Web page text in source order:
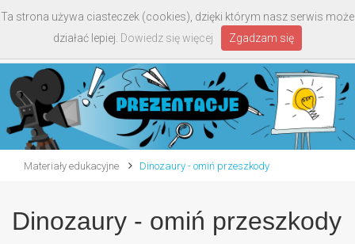
Materiały edukacyjne Dinozaury - omiń przeszkody
Dinozaury - omiń przeszkody
Ta strona używa ciasteczek (cookies), dzięki którym nasz serwis może
działać lepiej. Dowiedz się więcej Zgadzam się